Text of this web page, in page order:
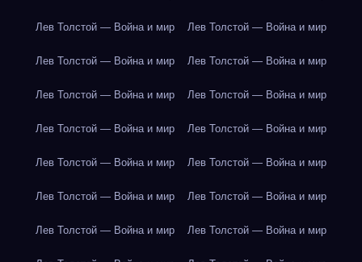
Лев Толстой — Война и мир Лев Толстой — Война и мир
Лев Толстой — Война и мир Лев Толстой — Война и мир
Лев Толстой — Война и мир Лев Толстой — Война и мир
Лев Толстой — Война и мир Лев Толстой — Война и мир
Лев Толстой — Война и мир Лев Толстой — Война и мир
Лев Толстой — Война и мир Лев Толстой — Война и мир
Лев Толстой — Война и мир Лев Толстой — Война и мир